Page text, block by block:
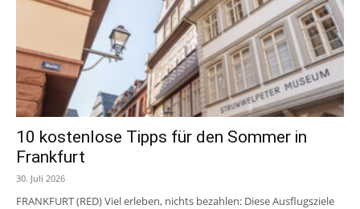
10 kostenlose Tipps für den Sommer in
Frankfurt
30. Juli 2026
FRANKFURT (RED) Viel erleben, nichts bezahlen: Diese Ausflugsziele